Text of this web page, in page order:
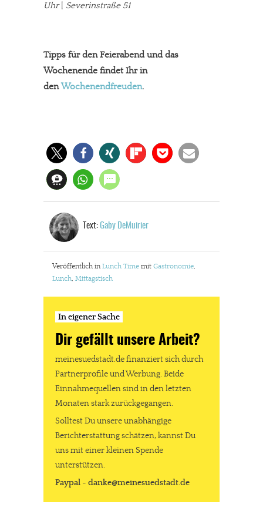
Uhr| Severinstraße 51
Tipps für den Feierabend und das
Wochenende findet Ihr in
denWochenendfreuden.
Text: Gaby DeMuirier
Veröffentlich in Lunch Time mit Gastronomie,
Lunch, Mittagstisch
In eigener Sache
Dir gefällt unsere Arbeit?
meinesuedstadt.de finanziert sich durch
Partnerprofile und Werbung. Beide
Einnahmequellen sind in den letzten
Monaten stark zurückgegangen.
Solltest Du unsere unabhängige
Berichterstattung schätzen, kannst Du
uns mit einer kleinen Spende
unterstützen.
Paypal - danke@meinesuedstadt.de